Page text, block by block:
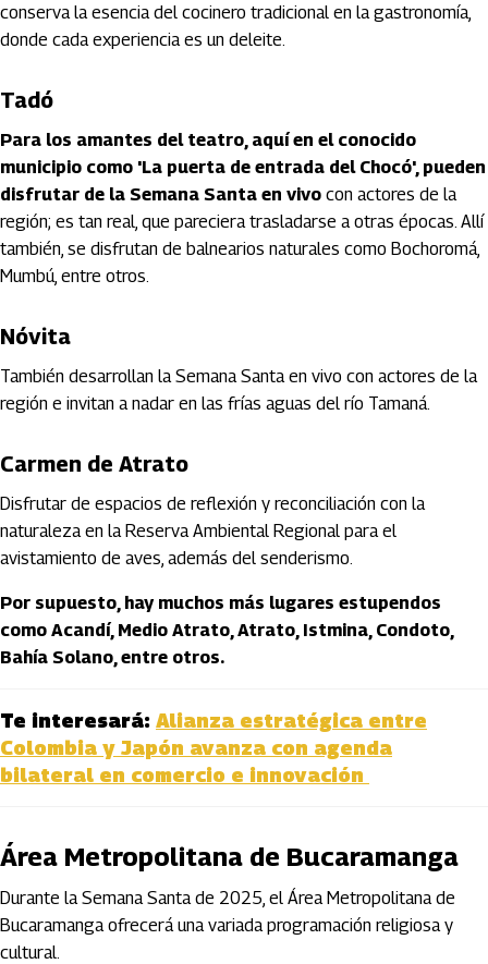
conserva la esencia del cocinero tradicional en la gastronomía,
donde cada experiencia es un deleite.
Tadó
Para los amantes del teatro, aquí en el conocido
municipio como 'La puerta de entrada del Chocó', pueden
disfrutar de la Semana Santa en vivo con actores de la
región; es tan real, que pareciera trasladarse a otras épocas. Allí
también, se disfrutan de balnearios naturales como Bochoromá,
Mumbú, entre otros.
Nóvita
También desarrollan la Semana Santa en vivo con actores de la
región e invitan a nadar en las frías aguas del río Tamaná.
Carmen de Atrato
Disfrutar de espacios de reflexión y reconciliación con la
naturaleza en la Reserva Ambiental Regional para el
avistamiento de aves, además del senderismo.
Por supuesto, hay muchos más lugares estupendos
como Acandí, Medio Atrato, Atrato, Istmina, Condoto,
Bahía Solano, entre otros.
Te interesará: Alianza estratégica entre
Colombia y Japón avanza con agenda
bilateral en comercio e innovación
Área Metropolitana de Bucaramanga
Durante la Semana Santa de 2025, el Área Metropolitana de
Bucaramanga ofrecerá una variada programación religiosa y
cultural.